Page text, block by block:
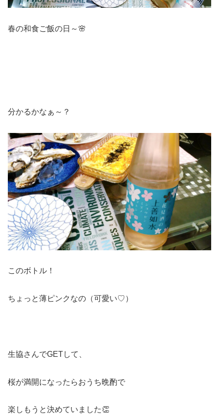
春の和食ご飯の日～🌸
分かるかなぁ～？
このボトル！
ちょっと薄ピンクなの（可愛い♡）
生協さんでGETして、
桜が満開になったらおうち晩酌で
楽しもうと決めていました👏